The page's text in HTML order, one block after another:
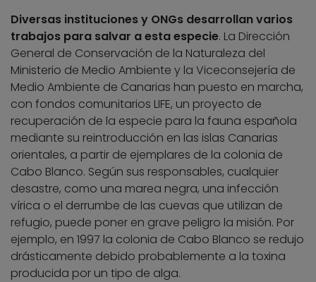
Diversas instituciones y ONGs desarrollan varios
trabajos para salvar a esta especie. La Dirección
General de Conservación de la Naturaleza del
Ministerio de Medio Ambiente y la Viceconsejería de
Medio Ambiente de Canarias han puesto en marcha,
con fondos comunitarios LIFE, un proyecto de
recuperación de la especie para la fauna española
mediante su reintroducción en las islas Canarias
orientales, a partir de ejemplares de la colonia de
Cabo Blanco. Según sus responsables, cualquier
desastre, como una marea negra, una infección
vírica o el derrumbe de las cuevas que utilizan de
refugio, puede poner en grave peligro la misión. Por
ejemplo, en 1997 la colonia de Cabo Blanco se redujo
drásticamente debido probablemente a la toxina
producida por un tipo de alga.